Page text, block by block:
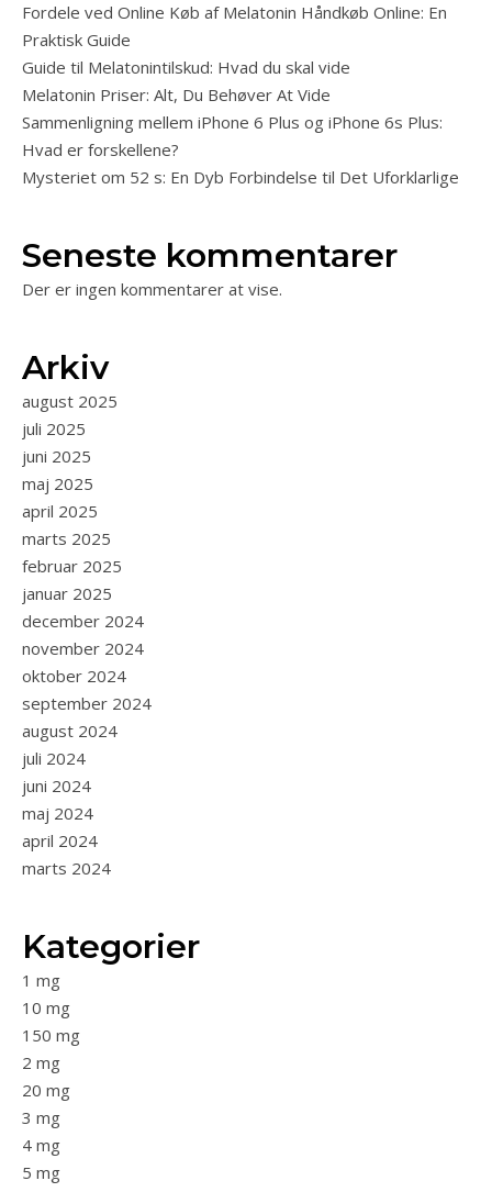
Fordele ved Online Køb af Melatonin Håndkøb Online: En
Praktisk Guide
Guide til Melatonintilskud: Hvad du skal vide
Melatonin Priser: Alt, Du Behøver At Vide
Sammenligning mellem iPhone 6 Plus og iPhone 6s Plus:
Hvad er forskellene?
Mysteriet om 52 s: En Dyb Forbindelse til Det Uforklarlige
Seneste kommentarer
Der er ingen kommentarer at vise.
Arkiv
august 2025
juli 2025
juni 2025
maj 2025
april 2025
marts 2025
februar 2025
januar 2025
december 2024
november 2024
oktober 2024
september 2024
august 2024
juli 2024
juni 2024
maj 2024
april 2024
marts 2024
Kategorier
1 mg
10 mg
150 mg
2 mg
20 mg
3 mg
4 mg
5 mg